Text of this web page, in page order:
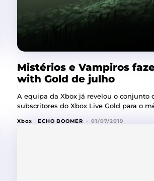
Mistérios e Vampiros
with Gold de julho
A equipa da Xbox já revelou o conjunto
Xbox ECHO BOOMER - 01/07/2019